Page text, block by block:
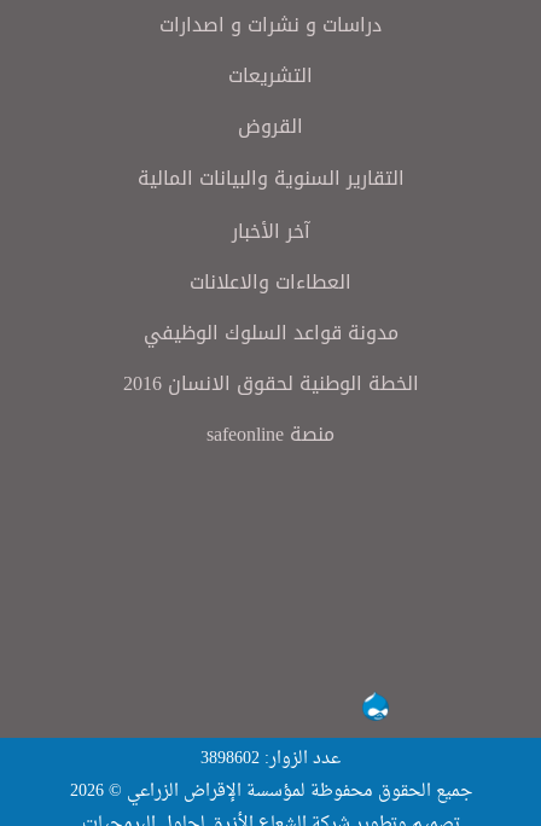
دراسات و نشرات و اصدارات
التشريعات
القروض
التقارير السنوية والبيانات المالية
آخر الأخبار
العطاءات والاعلانات
مدونة قواعد السلوك الوظيفي
الخطة الوطنية لحقوق الانسان 2016
منصة safeonline
عدد الزوار: 3898602
جميع الحقوق محفوظة لمؤسسة الإقراض الزراعي © 2026